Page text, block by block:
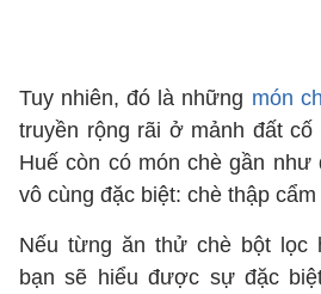
Tuy nhiên, đó là những món
truyền rộng rãi ở mảnh đất
Huế còn có món chè gần như
vô cùng đặc biệt: chè thập cẩm
Nếu từng ăn thử chè bột lọc
bạn sẽ hiểu được sự đặc